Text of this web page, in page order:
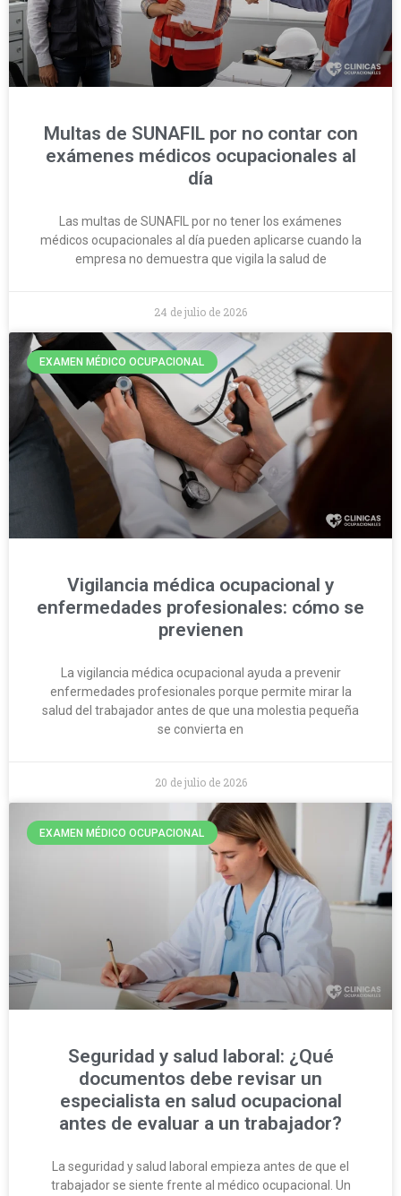
Multas de SUNAFIL por no contar con
exámenes médicos ocupacionales al
día
Las multas de SUNAFIL por no tener los exámenes
médicos ocupacionales al día pueden aplicarse cuando la
empresa no demuestra que vigila la salud de
24 de julio de 2026
EXAMEN MÉDICO OCUPACIONAL
Vigilancia médica ocupacional y
enfermedades profesionales: cómo se
previenen
La vigilancia médica ocupacional ayuda a prevenir
enfermedades profesionales porque permite mirar la
salud del trabajador antes de que una molestia pequeña
se convierta en
20 de julio de 2026
EXAMEN MÉDICO OCUPACIONAL
Seguridad y salud laboral: ¿Qué
documentos debe revisar un
especialista en salud ocupacional
antes de evaluar a un trabajador?
La seguridad y salud laboral empieza antes de que el
trabajador se siente frente al médico ocupacional. Un